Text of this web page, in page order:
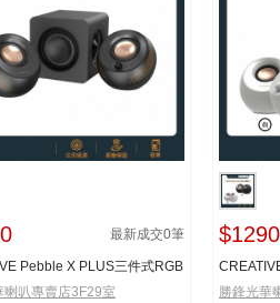
最新成交0筆
Pebble X PLUS三件式RGB
腦喇叭
喇叭專賣店3F29室
$1290
電腦喇叭
勝鋒光華